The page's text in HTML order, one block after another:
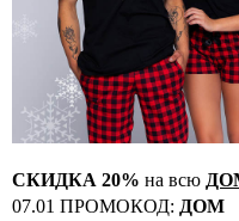
СКИДКА 20% на всю
07.01 ПРОМОКОД: ДОМ